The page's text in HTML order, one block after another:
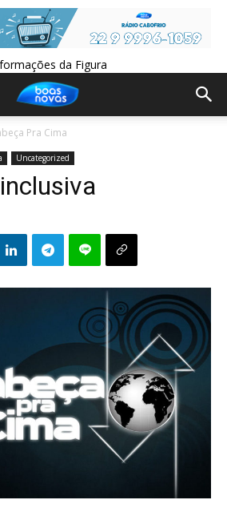
da Figura
Pra Cima
Uncategorized